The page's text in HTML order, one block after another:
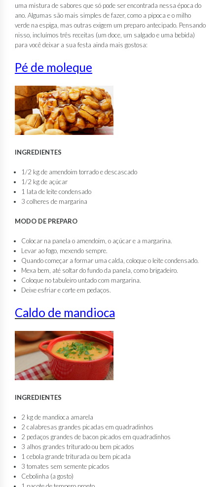
uma mistura de sabores que só pode ser encontrada nessa época do
ano. Algumas são mais simples de fazer, como a pipoca e o milho
verde na espiga, mas outras exigem um preparo antecipado. Pensando
nisso, incluímos três receitas (um doce, um salgado e uma bebida)
para você deixar a sua festa ainda mais gostosa:
Pé de moleque
INGREDIENTES
1/2 kg de amendoim torrado e descascado
1/2 kg de açúcar
1 lata de leite condensado
3 colheres de margarina
MODO DE PREPARO
Colocar na panela o amendoim, o açúcar e a margarina.
Levar ao fogo, mexendo sempre.
Quando começar a formar uma calda, coloque o leite condensado.
Mexa bem, até soltar do fundo da panela, como brigadeiro.
Coloque no tabuleiro untado com margarina.
Deixe esfriar e corte em pedaços.
Caldo de mandioca
INGREDIENTES
2 kg de mandioca amarela
2 calabresas grandes picadas em quadradinhos
2 pedaços grandes de bacon picados em quadradinhos
3 alhos grandes triturado ou bem picados
1 cebola grande triturada ou bem picada
3 tomates sem semente picados
Cebolinha (a gosto)